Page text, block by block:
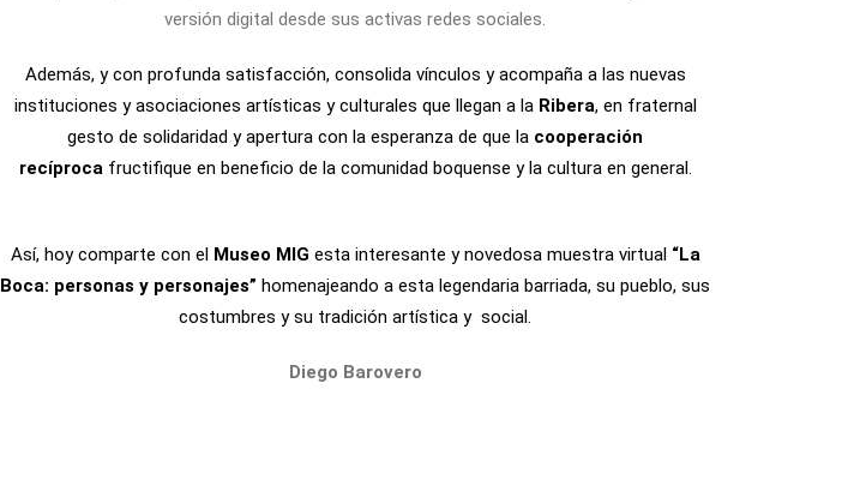
versión digital desde sus activas redes sociales.
Además, y con profunda satisfacción, consolida vínculos y acompaña a las nuevas
instituciones y asociaciones artísticas y culturales que llegan a la Ribera, en fraternal
gesto de solidaridad y apertura con la esperanza de que la cooperación
recíprocafructifique en beneficio de la comunidad boquense y la cultura en general.
Así, hoy comparte con el Museo MIG esta interesante y novedosa muestra virtual“La
Boca: personas y personajes” homenajeando a esta legendaria barriada, su pueblo, sus
costumbres y su tradición artística y social.
Diego Barovero